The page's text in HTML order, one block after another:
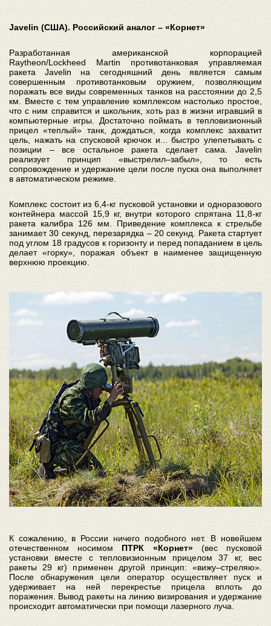
Javelin (США). Российский аналог – «Корнет»
Разработанная американской корпорацией
Raytheon/Lockheed Martin противотанковая управляемая
ракета Javelin на сегодняшний день является самым
совершенным противотанковым оружием, позволяющим
поражать все виды современных танков на расстоянии до 2,5
км. Вместе с тем управление комплексом настолько простое,
что с ним справится и школьник, хоть раз в жизни игравший в
компьютерные игры. Достаточно поймать в тепловизионный
прицел «теплый» танк, дождаться, когда комплекс захватит
цель, нажать на спусковой крючок и... быстро улепетывать с
позиции – все остальное ракета сделает сама. Javelin
реализует принцип «выстрелил–забыл», то есть
сопровождение и удержание цели после пуска она выполняет
в автоматическом режиме.
Комплекс состоит из 6,4-кг пусковой установки и одноразового
контейнера массой 15,9 кг, внутри которого спрятана 11,8-кг
ракета калибра 126 мм. Приведение комплекса к стрельбе
занимает 30 секунд, перезарядка – 20 секунд. Ракета стартует
под углом 18 градусов к горизонту и перед попаданием в цель
делает «горку», поражая объект в наименее защищенную
верхнюю проекцию.
К сожалению, в России ничего подобного нет. В новейшем
отечественном носимом ПТРК «Корнет»(вес пусковой
установки вместе с тепловизионным прицелом 37 кг, вес
ракеты 29 кг) применен другой принцип: «вижу–стреляю».
После обнаружения цели оператор осуществляет пуск и
удерживает на ней перекрестье прицела вплоть до
поражения. Вывод ракеты на линию визирования и удержание
происходит автоматически при помощи лазерного луча.